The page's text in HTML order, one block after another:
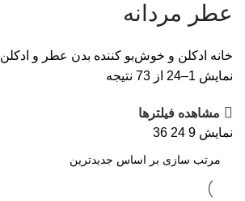
عطر مردانه
خانه ادکلن و خوش‌بو کننده بدن عطر و ادکلن
نمایش 1–24 از 73 نتیجه
مشاهده فیلترها
نمایش 9
24
36